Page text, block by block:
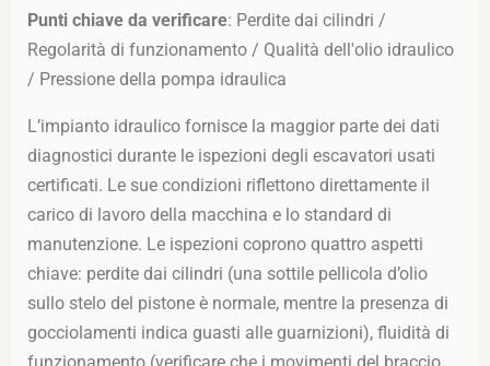
Punti chiave da verificare: Perdite dai cilindri /
Regolarità di funzionamento / Qualità dell'olio idraulico
/ Pressione della pompa idraulica
L’impianto idraulico fornisce la maggior parte dei dati
diagnostici durante le ispezioni degli escavatori usati
certificati. Le sue condizioni riflettono direttamente il
carico di lavoro della macchina e lo standard di
manutenzione. Le ispezioni coprono quattro aspetti
chiave: perdite dai cilindri (una sottile pellicola d’olio
sullo stelo del pistone è normale, mentre la presenza di
gocciolamenti indica guasti alle guarnizioni), fluidità di